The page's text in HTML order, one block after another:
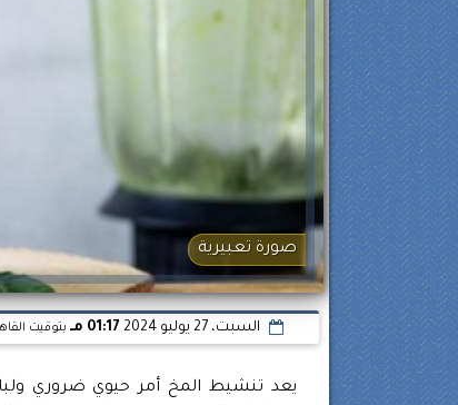
صورة تعبيرية
السبت، 27 يوليو 2024 01:17 مـ بتوقيت
يعد تنشيط المخ أمر حيوي ضروري